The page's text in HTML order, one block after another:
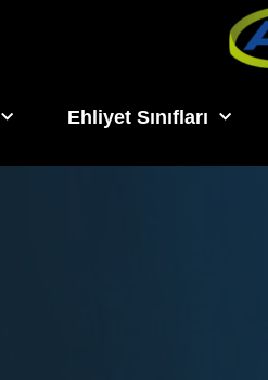
Ehliyet Sınıfları